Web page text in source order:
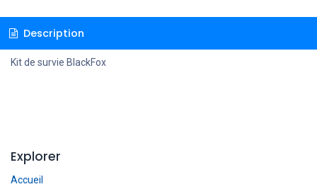
Description
Kit de survie BlackFox
Explorer
Accueil